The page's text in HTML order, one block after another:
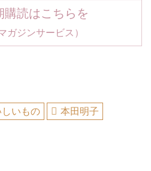
購読はこちらを
ジンサービス）
しいもの 本田明子